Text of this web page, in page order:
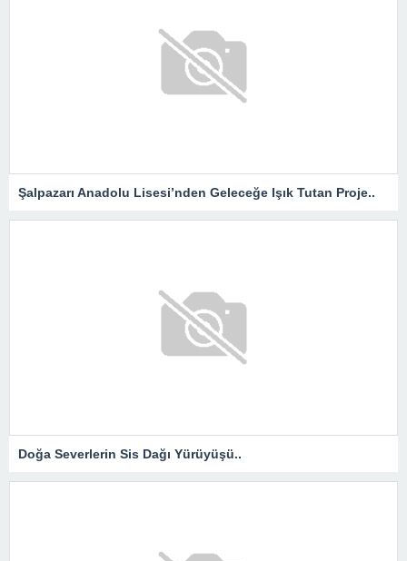
Şalpazarı Anadolu Lisesi’nden Geleceğe Işık Tutan Proje..
Doğa Severlerin Sis Dağı Yürüyüşü..